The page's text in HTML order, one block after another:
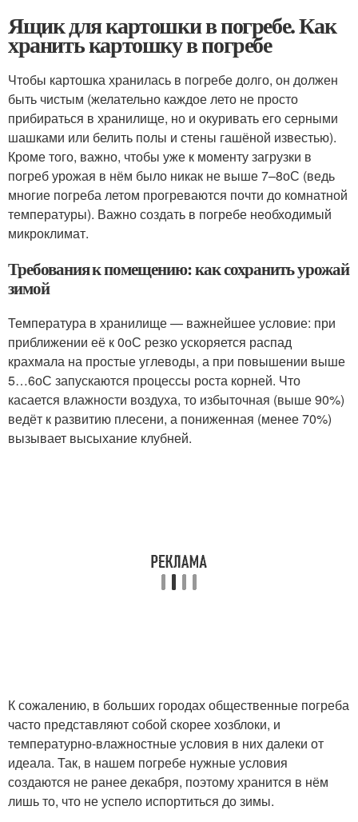
Ящик для картошки в погребе. Как
хранить картошку в погребе
Чтобы картошка хранилась в погребе долго, он должен
быть чистым (желательно каждое лето не просто
прибираться в хранилище, но и окуривать его серными
шашками или белить полы и стены гашёной известью).
Кроме того, важно, чтобы уже к моменту загрузки в
погреб урожая в нём было никак не выше 7–8оС (ведь
многие погреба летом прогреваются почти до комнатной
температуры). Важно создать в погребе необходимый
микроклимат.
Требования к помещению: как сохранить урожай
зимой
Температура в хранилище — важнейшее условие: при
приближении её к 0оС резко ускоряется распад
крахмала на простые углеводы, а при повышении выше
5…6оС запускаются процессы роста корней. Что
касается влажности воздуха, то избыточная (выше 90%)
ведёт к развитию плесени, а пониженная (менее 70%)
вызывает высыхание клубней.
К сожалению, в больших городах общественные погреба
часто представляют собой скорее хозблоки, и
температурно-влажностные условия в них далеки от
идеала. Так, в нашем погребе нужные условия
создаются не ранее декабря, поэтому хранится в нём
лишь то, что не успело испортиться до зимы.